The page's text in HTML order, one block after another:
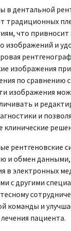
в дентальной
традиционных
что привносит
изображений и
изображения
по сравнению
изображения
и
и
клинические
рентгеновские
и обмен данными,
в электронных
с другими
команды и
пациента.